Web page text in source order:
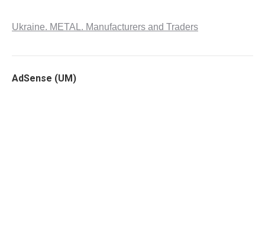
Ukraine. METAL. Manufacturers and Traders
AdSense (UM)